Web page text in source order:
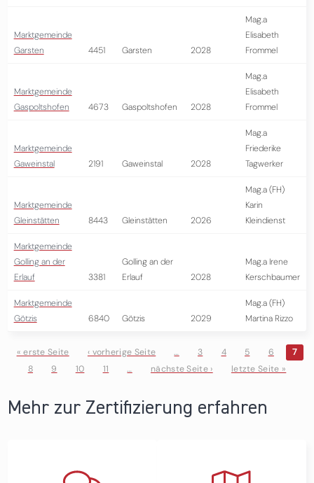
Marktgemeinde
Garsten
4451 Garsten 2028
Mag.a
Elisabeth
Frommel
Marktgemeinde
Gaspoltshofen
4673 Gaspoltshofen 2028
Mag.a
Elisabeth
Frommel
Marktgemeinde
Gaweinstal
2191 Gaweinstal 2028
Mag.a
Friederike
Tagwerker
Marktgemeinde
Gleinstätten
8443 Gleinstätten 2026
Mag.a (FH)
Karin
Kleindienst
Marktgemeinde
Golling an der
Erlauf
3381
Golling an der
Erlauf
2028
Mag.a Irene
Kerschbaumer
Marktgemeinde
Götzis
6840 Götzis 2029
Mag.a (FH)
Martina Rizzo
Seiten
« erste Seite ‹ vorherige Seite … 3 4 5 6
7
8
9 10 11 … nächste Seite › letzte Seite »
Mehr zur Zertifizierung erfahren